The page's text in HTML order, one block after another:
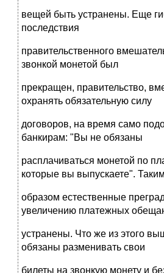
вещей быть устранены. Еще
последствия
правительственного
звонкой монетой был
прекращен, правительство,
охранять обязательную силу
договоров, на время само
банкирам: "Вы не обязаны
расплачиваться монетой по
которые вы выпускаете". Таким
образом естественные
увеличению платежных
устранены. Что же из этого
обязаны разменивать свои
билеты на звонкую монету и